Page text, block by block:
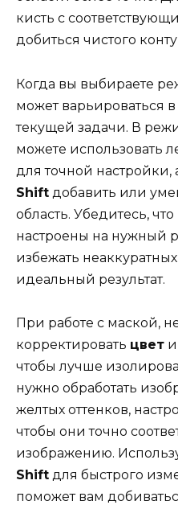
кисть с
добиться чистого
Когда вы выбираете
может варьироваться
текущей задачи. В
можете использовать
для точной
Shift добавить или
область. Убедитесь,
настроены на нужный
избежать
идеальный результат.
При работе с маской,
корректировать цвет
чтобы лучше
нужно обработать
желтых оттенков,
чтобы они точно
изображению.
Shift для быстрого
поможет вам